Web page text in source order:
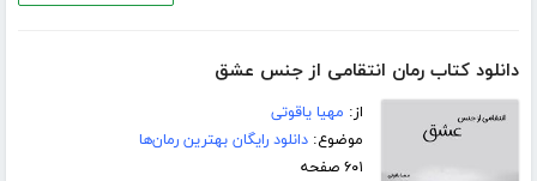
دانلود کتاب رمان انتقامی از جنس عشق
از: مهیا یاقوتی
موضوع:دانلود رایگان بهترین رمان‌ها
۶۰۱ صفحه